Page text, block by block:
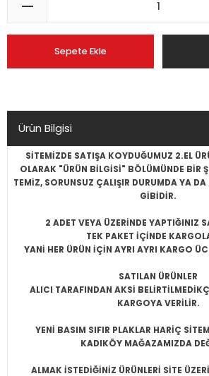
Sepete Ekle
Ürün Bilgisi
SİTEMİZDE SATIŞA KOYDUĞUMUZ 2.EL
OLARAK "ÜRÜN BİLGİSİ" BÖLÜMÜNDE BİR
TEMİZ, SORUNSUZ ÇALIŞIR DURUMDA YA
GİBİDİR.
2 ADET VEYA ÜZERİNDE YAPTIĞINIZ
TEK PAKET İÇİNDE
YANİ HER ÜRÜN İÇİN AYRI AYRI KARGO
SATILAN ÜRÜNLER
ALICI TARAFINDAN AKSİ
KARGOYA VERİLİR.
YENİ BASIM SIFIR PLAKLAR HARİÇ
KADIKÖY MAĞAZAMIZDA
ALMAK İSTEDİĞİNİZ ÜRÜNLERİ SİTE